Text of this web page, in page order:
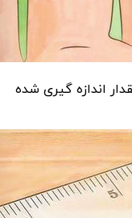
اندازه گیری شده